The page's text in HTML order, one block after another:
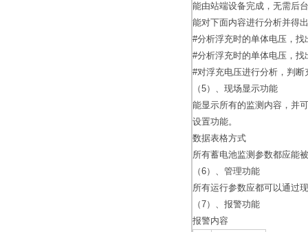
能由站端设备完成，无需后
能对下面内容进行分析并得
#分析浮充时的单体电压，找
#分析浮充时的单体电压，找
#对浮充电压进行分析，判
（5）、现场显示功能
能显示所有的监测内容，并
设置功能。
数据表格方式
所有蓄电池监测参数都应能
（6）、管理功能
所有运行参数应都可以通过
（7）、报警功能
报警内容